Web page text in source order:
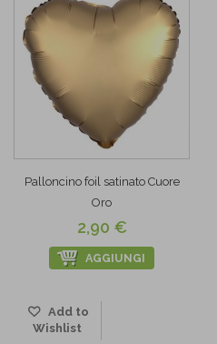
Palloncino foil satinato Cuore
Oro
2,90 €
AGGIUNGI
Add to
Wishlist